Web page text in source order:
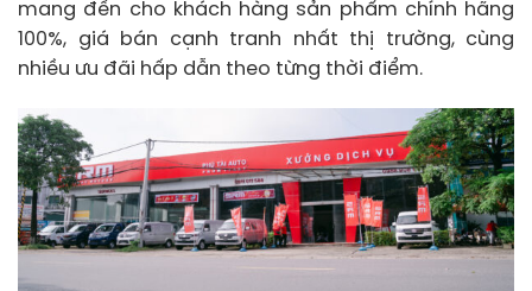
mang đến cho khách hàng sản phẩm chính hãng
100%, giá bán cạnh tranh nhất thị trường, cùng
nhiều ưu đãi hấp dẫn theo từng thời điểm.